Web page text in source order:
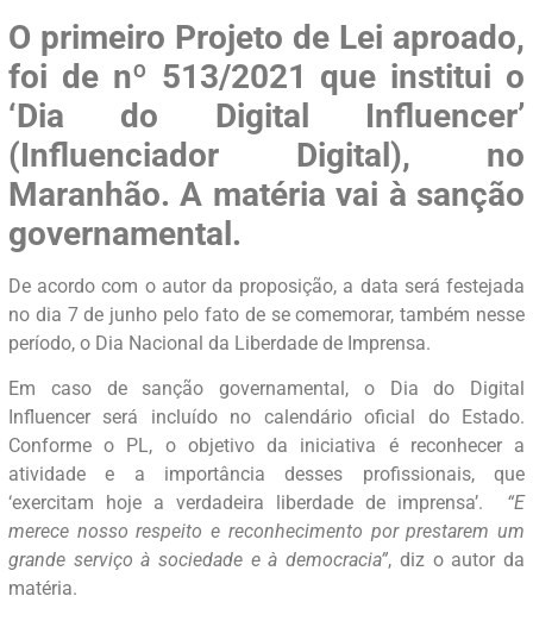
O primeiro Projeto de Lei aproado,
foi de nº 513/2021 que institui o
‘Dia do Digital Influencer’
(Influenciador Digital), no
Maranhão. A matéria vai à sanção
governamental.
De acordo com o autor da proposição, a data será festejada
no dia 7 de junho pelo fato de se comemorar, também nesse
período, o Dia Nacional da Liberdade de Imprensa.
Em caso de sanção governamental, o Dia do Digital
Influencer será incluído no calendário oficial do Estado.
Conforme o PL, o objetivo da iniciativa é reconhecer a
atividade e a importância desses profissionais, que
‘exercitam hoje a verdadeira liberdade de imprensa’. “E
merece nosso respeito e reconhecimento por prestarem um
grande serviço à sociedade e à democracia”, diz o autor da
matéria.